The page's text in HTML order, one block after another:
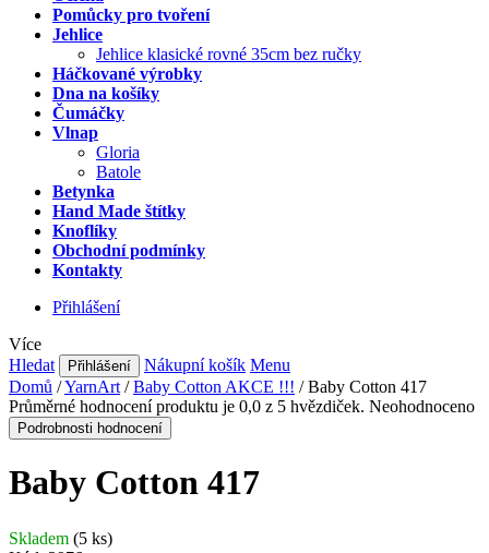
Pomůcky pro tvoření
Jehlice
Jehlice klasické rovné 35cm bez ručky
Háčkované výrobky
Dna na košíky
Čumáčky
Vlnap
Gloria
Batole
Betynka
Hand Made štítky
Knoflíky
Obchodní podmínky
Kontakty
Přihlášení
Více
Hledat
Přihlášení Nákupní košík Menu
Domů /YarnArt / Baby Cotton AKCE !!! / Baby Cotton 417
Průměrné hodnocení produktu je 0,0 z 5 hvězdiček. Neohodnoceno
Podrobnosti hodnocení
Baby Cotton 417
Skladem (5 ks)